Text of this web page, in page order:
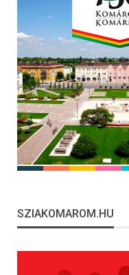
SZIAKOMAROM.HU